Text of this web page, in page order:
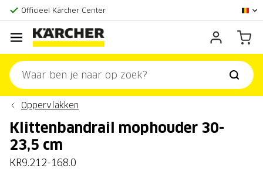
Officieel Kärcher Center
Klantenscore:9,3/10
Oppervlakken
Klittenbandrail mophouder 30-
23,5 cm
KR9.212-168.0